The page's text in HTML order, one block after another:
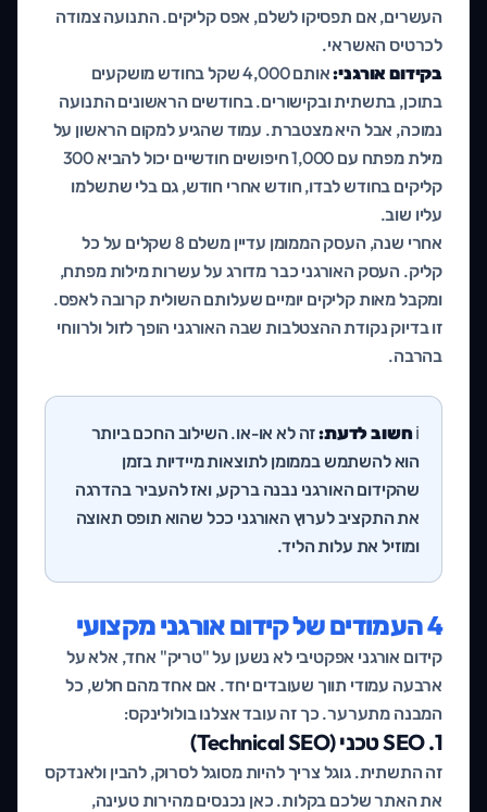
העשרים, אם תפסיקו לשלם, אפס קליקים. התנועה צמודה
לכרטיס האשראי.
בקידום אורגני:
אותם 4,000 שקל בחודש מושקעים
בתוכן, בתשתית ובקישורים. בחודשים הראשונים התנועה
נמוכה, אבל היא מצטברת. עמוד שהגיע למקום הראשון על
מילת מפתח עם 1,000 חיפושים חודשיים יכול להביא 300
קליקים בחודש לבדו, חודש אחרי חודש, גם בלי שתשלמו
עליו שוב.
אחרי שנה, העסק הממומן עדיין משלם 8 שקלים על כל
קליק. העסק האורגני כבר מדורג על עשרות מילות מפתח,
ומקבל מאות קליקים יומיים שעלותם השולית קרובה לאפס.
זו בדיוק נקודת ההצטלבות שבה האורגני הופך לזול ולרווחי
בהרבה.
ℹ️חשוב לדעת:זה לא או-או. השילוב החכם ביותר
הוא להשתמש בממומן לתוצאות מיידיות בזמן
שהקידום האורגני נבנה ברקע, ואז להעביר בהדרגה
את התקציב לערוץ האורגני ככל שהוא תופס תאוצה
ומוזיל את עלות הליד.
4 העמודים של קידום אורגני מקצועי
קידום אורגני אפקטיבי לא נשען על "טריק" אחד, אלא על
ארבעה עמודי תווך שעובדים יחד. אם אחד מהם חלש, כל
המבנה מתערער. כך זה עובד אצלנו בולולינקס:
1. SEO טכני (Technical SEO)
זה התשתית. גוגל צריך להיות מסוגל לסרוק, להבין ולאנדקס
את האתר שלכם בקלות. כאן נכנסים מהירות טעינה,